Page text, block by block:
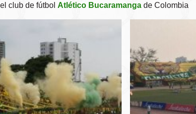
club de fútbol Atlético Bucaramangade Colombia